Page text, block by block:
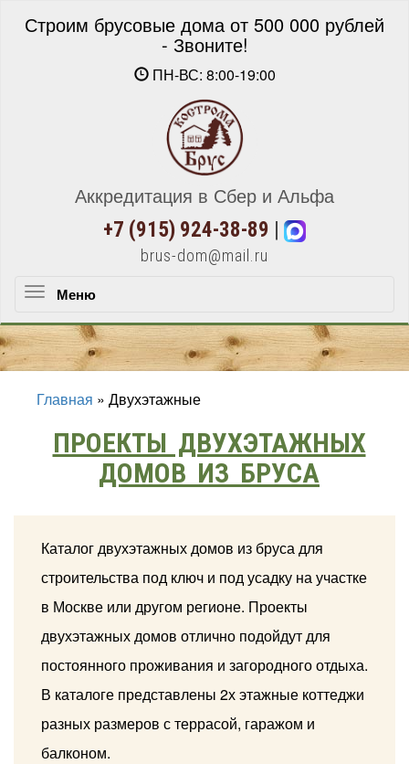
Строим брусовые дома от 500 000 рублей
- Звоните!
ПН-ВС: 8:00-19:00
Аккредитация в Сбер и Альфа
+7 (915) 924-38-89
brus-dom@mail.ru
Меню
Главная » Двухэтажные
ПРОЕКТЫ ДВУХЭТАЖНЫХ
ДОМОВ ИЗ БРУСА
Каталог двухэтажных домов из бруса для
строительства под ключ и под усадку на участке
в Москве или другом регионе. Проекты
двухэтажных домов отлично подойдут для
постоянного проживания и загородного отдыха.
В каталоге представлены 2х этажные коттеджи
разных размеров с террасой, гаражом и
балконом.